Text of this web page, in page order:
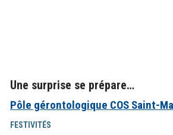
Une surprise se prépare…
Pôle gérontologique COS Saint-
FESTIVITÉS